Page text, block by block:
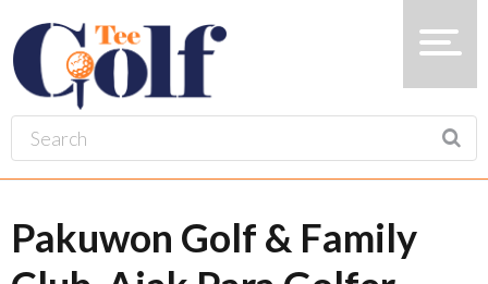
Pakuwon Golf & Family